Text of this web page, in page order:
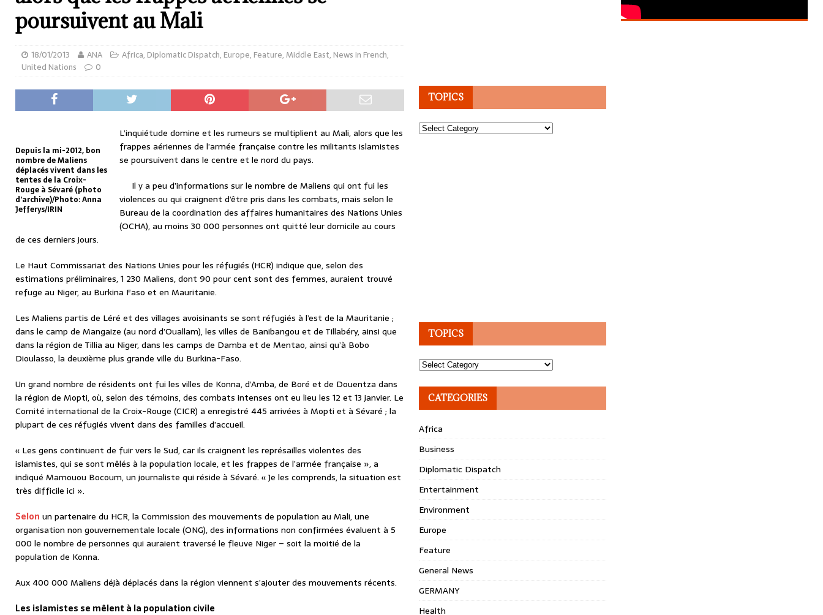
poursuivent au Mali
18/01/2013 ANA Africa, Diplomatic Dispatch, Europe, Feature,Middle East, News in French,
United Nations
0
Depuis la mi-2012, bon
nombre de Maliens
déplacés vivent dans les
tentes de la Croix-
Rouge à Sévaré (photo
d’archive)/Photo: Anna
Jefferys/IRIN
L’inquiétude domine et les rumeurs se multiplient au Mali, alors que les
frappes aériennes de l’armée française contre les militants islamistes
se poursuivent dans le centre et le nord du pays.
Il y a peu d’informations sur le nombre de Maliens qui ont fui les
violences ou qui craignent d’être pris dans les combats, mais selon le
Bureau de la coordination des affaires humanitaires des Nations Unies
(OCHA), au moins 30 000 personnes ont quitté leur domicile au cours
de ces derniers jours.
Le Haut Commissariat des Nations Unies pour les réfugiés (HCR) indique que, selon des
estimations préliminaires, 1 230 Maliens, dont 90 pour cent sont des femmes, auraient trouvé
refuge au Niger, au Burkina Faso et en Mauritanie.
Les Maliens partis de Léré et des villages avoisinants se sont réfugiés à l’est de la Mauritanie ;
dans le camp de Mangaize (au nord d’Ouallam), les villes de Banibangou et de Tillabéry, ainsi que
dans la région de Tillia au Niger, dans les camps de Damba et de Mentao, ainsi qu’à Bobo
Dioulasso, la deuxième plus grande ville du Burkina-Faso.
Un grand nombre de résidents ont fui les villes de Konna, d’Amba, de Boré et de Douentza dans
la région de Mopti, où, selon des témoins, des combats intenses ont eu lieu les 12 et 13 janvier. Le
Comité international de la Croix-Rouge (CICR) a enregistré 445 arrivées à Mopti et à Sévaré ; la
plupart de ces réfugiés vivent dans des familles d’accueil.
« Les gens continuent de fuir vers le Sud, car ils craignent les représailles violentes des
islamistes, qui se sont mêlés à la population locale, et les frappes de l’armée française », a
indiqué Mamouou Bocoum, un journaliste qui réside à Sévaré. « Je les comprends, la situation est
très difficile ici ».
Selon un partenaire du HCR, la Commission des mouvements de population au Mali, une
organisation non gouvernementale locale (ONG), des informations non confirmées évaluent à 5
000 le nombre de personnes qui auraient traversé le fleuve Niger – soit la moitié de la
population de Konna.
Aux 400 000 Maliens déjà déplacés dans la région viennent s’ajouter des mouvements récents.
Les islamistes se mêlent à la population civile
TOPICS
Topics
TOPICS
Topics
CATEGORIES
Africa
Business
Diplomatic Dispatch
Entertainment
Environment
Europe
Feature
General News
GERMANY
Health